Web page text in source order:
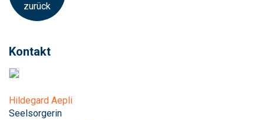
zurück
Kontakt
Hildegard Aepli
Seelsorgerin